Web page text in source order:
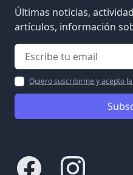
Últimas noticias,
artículos, información
Quiero suscribirme y acepto
Facebook Instagram